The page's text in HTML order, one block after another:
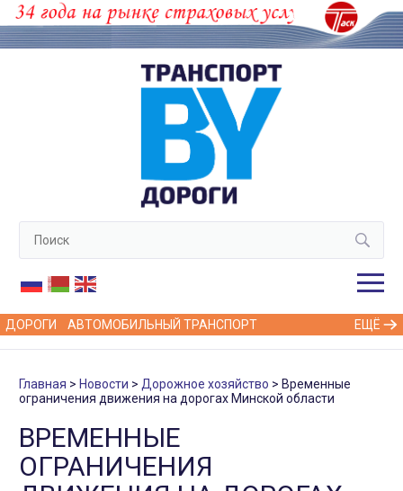
ДОРОГИ АВТОМОБИЛЬНЫЙ ТРАНСПОРТ ЕЩЁ
Главная Новости Дорожное хозяйство
Временные
ограничения движения на дорогах Минской области
ВРЕМЕННЫЕ
ОГРАНИЧЕНИЯ